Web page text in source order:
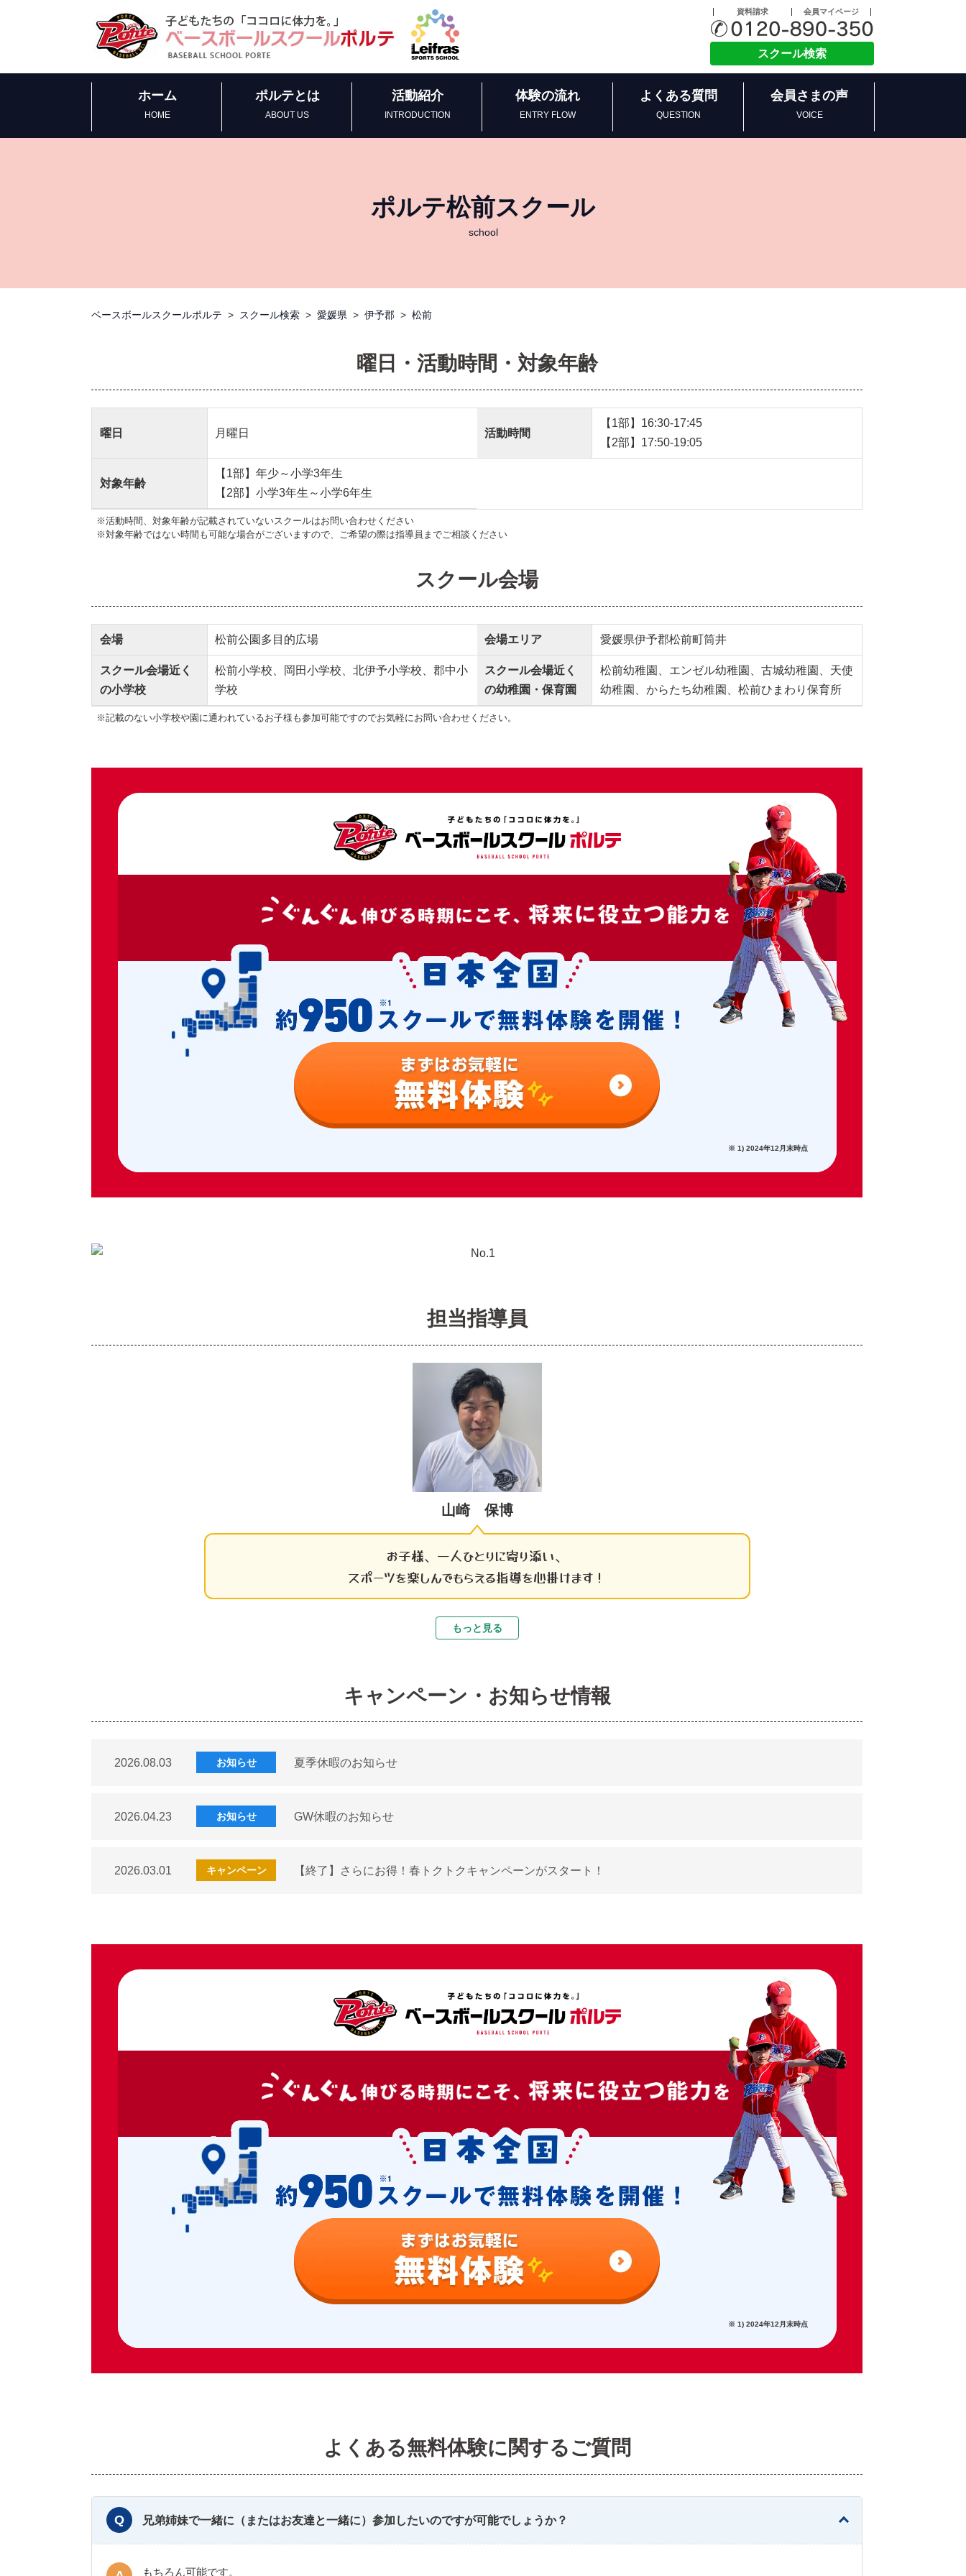
資料請求 会員マイページ
スクール検索
ホーム
HOME
ポルテとは
ABOUT US
活動紹介
INTRODUCTION
体験の流れ
ENTRY FLOW
よくある質問
QUESTION
会員さまの声
VOICE
ポルテ松前スクール
school
ベースボールスクールポルテ > スクール検索 > 愛媛県 > 伊予郡 > 松前
曜日・活動時間・対象年齢
曜日 月曜日 活動時間
【1部】16:30-17:45
【2部】17:50-19:05
対象年齢
【1部】年少～小学3年生
【2部】小学3年生～小学6年生
※活動時間、対象年齢が記載されていないスクールはお問い合わせください
※対象年齢ではない時間も可能な場合がございますので、ご希望の際は指導員までご相談ください
スクール会場
会場 松前公園多目的広場 会場エリア 愛媛県伊予郡松前町筒井
スクール会場近く
の小学校
松前小学校、岡田小学校、北伊予小学校、郡中小
学校
スクール会場近く
の幼稚園・保育園
松前幼稚園、エンゼル幼稚園、古城幼稚園、天使
幼稚園、からたち幼稚園、松前ひまわり保育所
※記載のない小学校や園に通われているお子様も参加可能ですのでお気軽にお問い合わせください。
※ 1) 2024年12月末時点
担当指導員
山崎 保博
お子様、一人ひとりに寄り添い、
スポーツを楽しんでもらえる指導を心掛けます！
もっと見る
キャンペーン・お知らせ情報
2026.08.03 お知らせ 夏季休暇のお知らせ
2026.04.23 お知らせ GW休暇のお知らせ
2026.03.01 キャンペーン 【終了】さらにお得！春トクトクキャンペーンがスタート！
※ 1) 2024年12月末時点
よくある無料体験に関するご質問
兄弟姉妹で一緒に（またはお友達と一緒に）参加したいのですが可能でしょうか？
もちろん可能です。